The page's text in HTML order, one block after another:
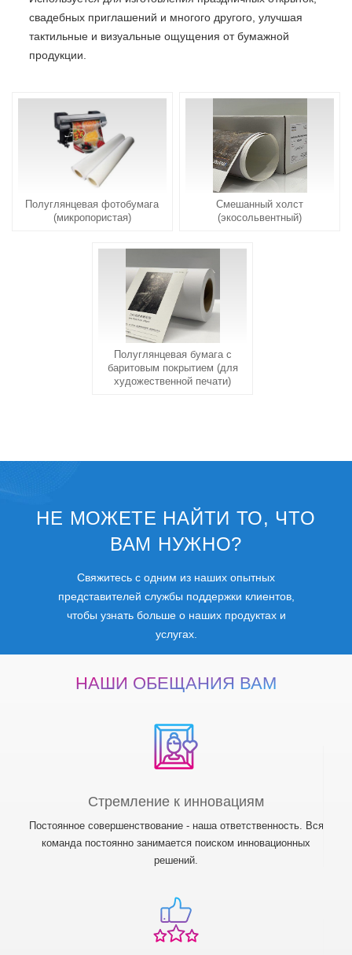
свадебных приглашений и многого другого, улучшая
тактильные и визуальные ощущения от бумажной
продукции.
Полуглянцевая фотобумага
(микропористая)
Смешанный холст
(экосольвентный)
Полуглянцевая бумага с
баритовым покрытием (для
художественной печати)
НЕ МОЖЕТЕ НАЙТИ ТО, ЧТО
ВАМ НУЖНО?
Свяжитесь с одним из наших опытных
представителей службы поддержки клиентов,
чтобы узнать больше о наших продуктах и
услугах.
НАШИ ОБЕЩАНИЯ ВАМ
Стремление к инновациям
Постоянное совершенствование - наша ответственность. Вся
команда постоянно занимается поиском инновационных
решений.